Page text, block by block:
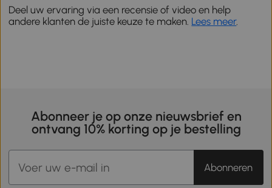
Deel uw ervaring via een recensie of video en help
andere klanten de juiste keuze te maken. Lees meer.
Abonneer je op onze nieuwsbrief en
ontvang 10% korting op je bestelling
Abonneren